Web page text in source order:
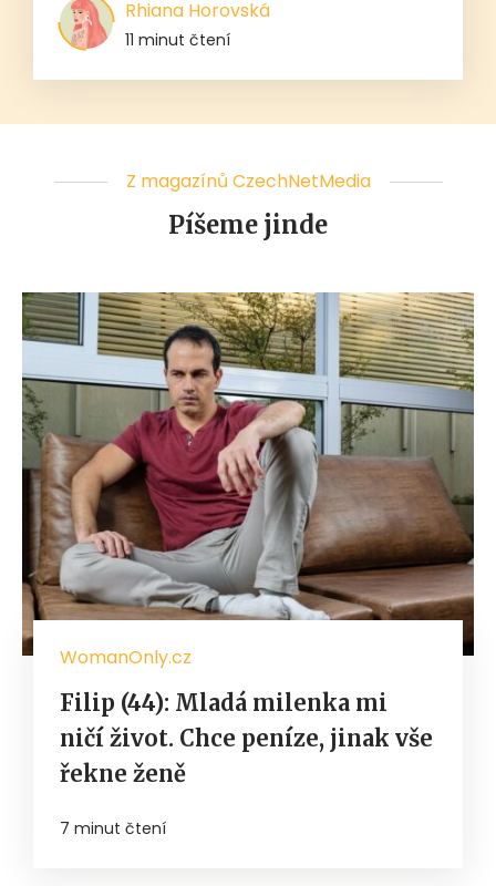
Rhiana Horovská
11 minut čtení
Z magazínů CzechNetMedia
Píšeme jinde
WomanOnly.cz
Filip (44): Mladá milenka mi
ničí život. Chce peníze, jinak vše
řekne ženě
7 minut čtení